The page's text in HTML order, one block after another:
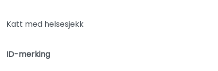
Katt med helsesjekk
ID-merking